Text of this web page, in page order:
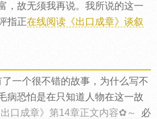
，故无须我再说。我所说的这一
指正在线阅读《出口成章》谈叙
了一个很不错的故事，为什么写不
病恐怕是在只知道人物在这一故
口成章》第14章正文内容✿～
必